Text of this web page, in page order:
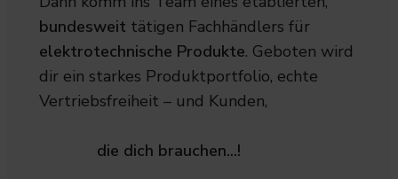
bundesweit tätigen Fachhändlers für
elektrotechnische Produkte. Geboten wird
dir ein starkes Produktportfolio, echte
Vertriebsfreiheit – und Kunden,
die dich brauchen...!